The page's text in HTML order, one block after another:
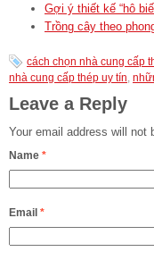
Gợi ý thiết kế “hô
Trồng cây theo
cách chọn nhà cung cấp
nhà cung cấp thép uy tín
Leave a Reply
Your email address will not
Name *
Email *